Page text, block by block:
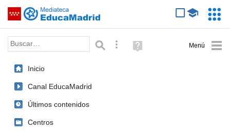
Saltar navegación
Palabra o frase: Búsqueda avanzada
Ayuda
(en
Inicio
Canal EducaMadrid
Últimos contenidos
Centros